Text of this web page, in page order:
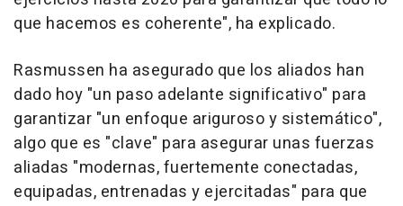
que hacemos es coherente", ha explicado.
Rasmussen ha asegurado que los aliados han
dado hoy "un paso adelante significativo" para
garantizar "un enfoque ariguroso y sistemático",
algo que es "clave" para asegurar unas fuerzas
aliadas "modernas, fuertemente conectadas,
equipadas, entrenadas y ejercitadas" para que